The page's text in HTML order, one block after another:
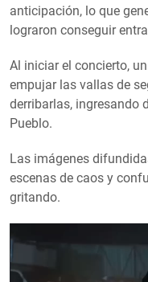
anticipación, lo que
lograron conseguir
Al iniciar el concierto,
empujar las vallas de
derribarlas, ingresando
Pueblo.
Las imágenes
escenas de caos y
gritando.